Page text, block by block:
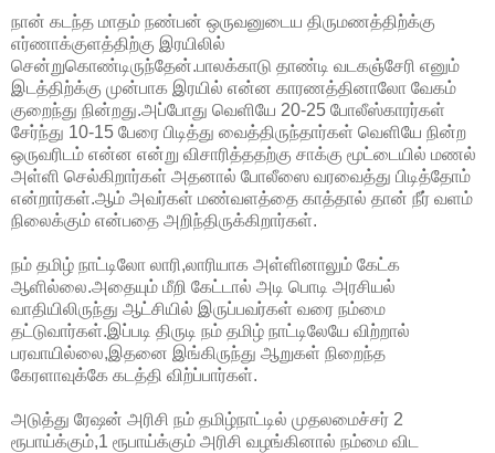
நான் கடந்த மாதம் நண்பன் ஒருவனுடைய திருமணத்திற்க்கு
எர்ணாக்குளத்திற்கு இரயிலில்
சென்றுகொண்டிருந்தேன்.பாலக்காடு தாண்டி வடகஞ்சேரி எனும்
இடத்திற்க்கு முன்பாக இரயில் என்ன காரணத்தினாலோ வேகம்
குறைந்து நின்றது.அப்போது வெளியே 20-25 போலீஸ்காரர்கள்
சேர்ந்து 10-15 பேரை பிடித்து வைத்திருந்தார்கள் வெளியே நின்ற
ஒருவரிடம் என்ன என்று விசாரித்ததற்கு சாக்கு மூட்டையில் மணல்
அள்ளி செல்கிறார்கள் அதனால் போலீஸை வரவைத்து பிடித்தோம்
என்றார்கள்.ஆம் அவர்கள் மண்வளத்தை காத்தால் தான் நீர் வளம்
நிலைக்கும் என்பதை அறிந்திருக்கிறார்கள்.
நம் தமிழ் நாட்டிலோ லாரி,லாரியாக அள்ளினாலும் கேட்க
ஆளில்லை.அதையும் மீறி கேட்டால் அடி பொடி அரசியல்
வாதியிலிருந்து ஆட்சியில் இருப்பவர்கள் வரை நம்மை
தட்டுவார்கள்.இப்படி திருடி நம் தமிழ் நாட்டிலேயே விற்றால்
பரவாயில்லை,இதனை இங்கிருந்து ஆறுகள் நிறைந்த
கேரளாவுக்கே கடத்தி விற்ப்பார்கள்.
அடுத்து ரேஷன் அரிசி நம் தமிழ்நாட்டில் முதலமைச்சர் 2
ரூபாய்க்கும்,1 ரூபாய்க்கும் அரிசி வழங்கினால் நம்மை விட